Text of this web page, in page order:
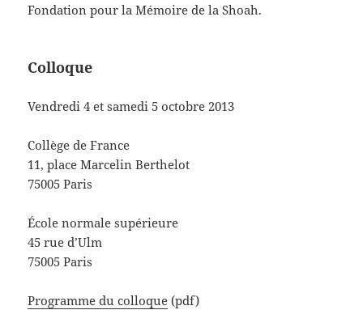
Fondation pour la Mémoire de la Shoah.
Colloque
Vendredi 4 et samedi 5 octobre 2013
Collège de France
11, place Marcelin Berthelot
75005 Paris
École normale supérieure
45 rue d’Ulm
75005 Paris
Programme du colloque (pdf)